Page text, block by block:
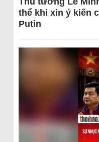
thể khi xin ý kiến
Putin